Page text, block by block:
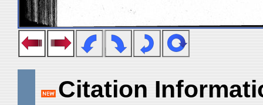
Citation